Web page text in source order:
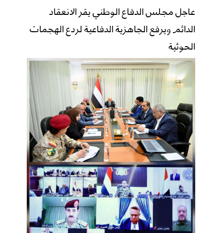
عاجل مجلس الدفاع الوطني يقر الانعقاد
الدائم ويرفع الجاهزية الدفاعية لردع الهجمات
الحوثية